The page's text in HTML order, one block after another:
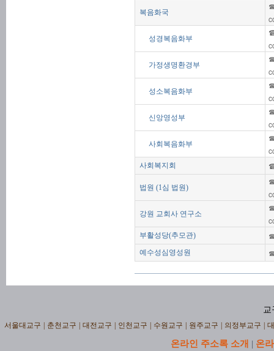
복음화국
성경복음화부
가정생명환경부
성소복음화부
신앙영성부
사회복음화부
사회복지회
법원 (1심 법원)
강원 교회사 연구소
부활성당(추모관)
예수성심영성원
교
서울대교구 춘천교구 대전교구 인천교구 수원교구 원주교구 의정부교구
온라인 주소록 소개 | 온